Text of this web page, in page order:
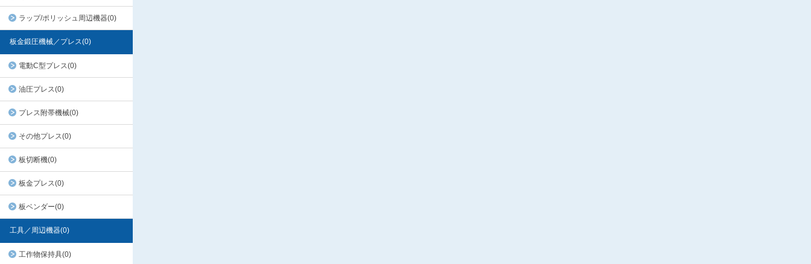
ラップ/ポリッシュ周辺機器(0)
板金鍛圧機械／プレス(0)
電動C型プレス(0)
油圧プレス(0)
プレス附帯機械(0)
その他プレス(0)
板切断機(0)
板金プレス(0)
板ベンダー(0)
工具／周辺機器(0)
工作物保持具(0)